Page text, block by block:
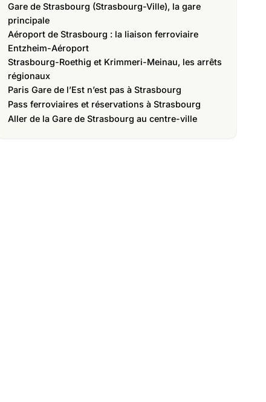
Gare de Strasbourg (Strasbourg-Ville), la gare
principale
Aéroport de Strasbourg : la liaison ferroviaire
Entzheim-Aéroport
Strasbourg-Roethig et Krimmeri-Meinau, les arrêts
régionaux
Paris Gare de l’Est n’est pas à Strasbourg
Pass ferroviaires et réservations à Strasbourg
Aller de la Gare de Strasbourg au centre-ville